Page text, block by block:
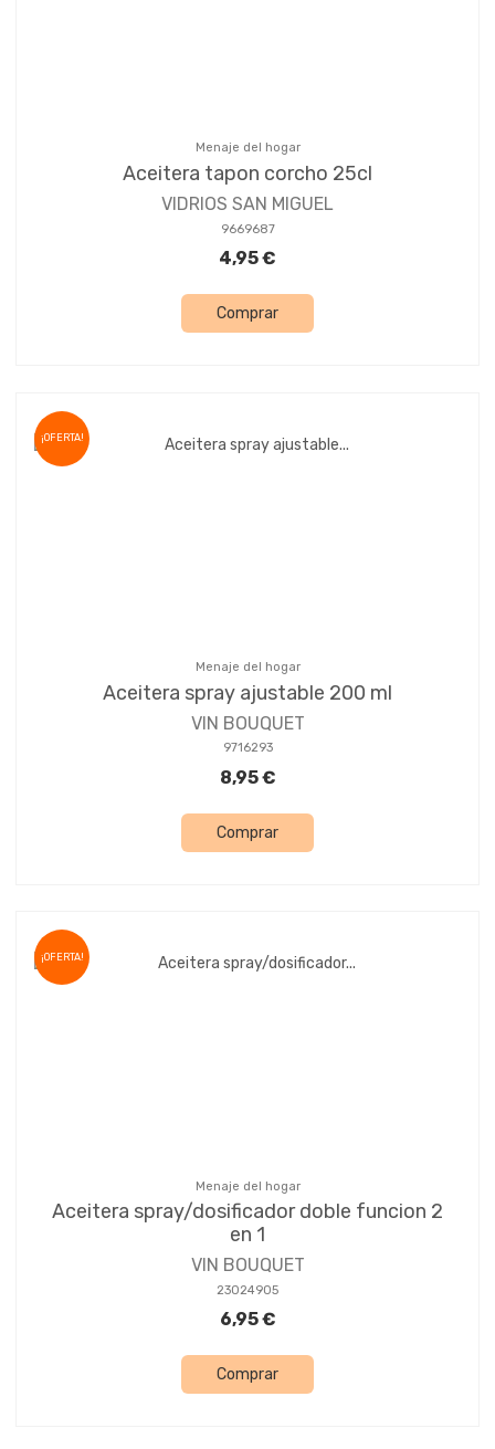
Menaje del hogar
Aceitera tapon corcho 25cl
VIDRIOS SAN MIGUEL
9669687
4,95 €
Comprar
¡OFERTA!
Menaje del hogar
Aceitera spray ajustable 200 ml
VIN BOUQUET
9716293
8,95 €
Comprar
¡OFERTA!
Menaje del hogar
Aceitera spray/dosificador doble funcion 2
en 1
VIN BOUQUET
23024905
6,95 €
Comprar